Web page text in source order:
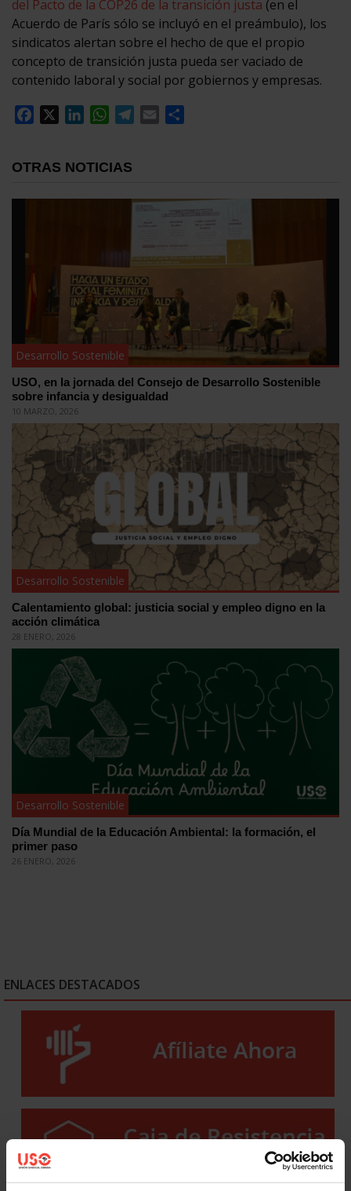
del Pacto de la COP26 de la transición justa (en el
Acuerdo de París sólo se incluyó en el preámbulo), los
sindicatos alertan sobre el hecho de que el propio
concepto de transición justa pueda ser vaciado de
contenido laboral y social por gobiernos y empresas.
Facebook
LinkedInWhatsApp
Telegram
Email
OTRAS NOTICIAS
Desarrollo Sostenible
USO, en la jornada del Consejo de Desarrollo Sostenible
sobre infancia y desigualdad
10 MARZO, 2026
Desarrollo Sostenible
Calentamiento global: justicia social y empleo digno en la
acción climática
28 ENERO, 2026
Desarrollo Sostenible
Día Mundial de la Educación Ambiental: la formación, el
primer paso
26 ENERO, 2026
ENLACES DESTACADOS